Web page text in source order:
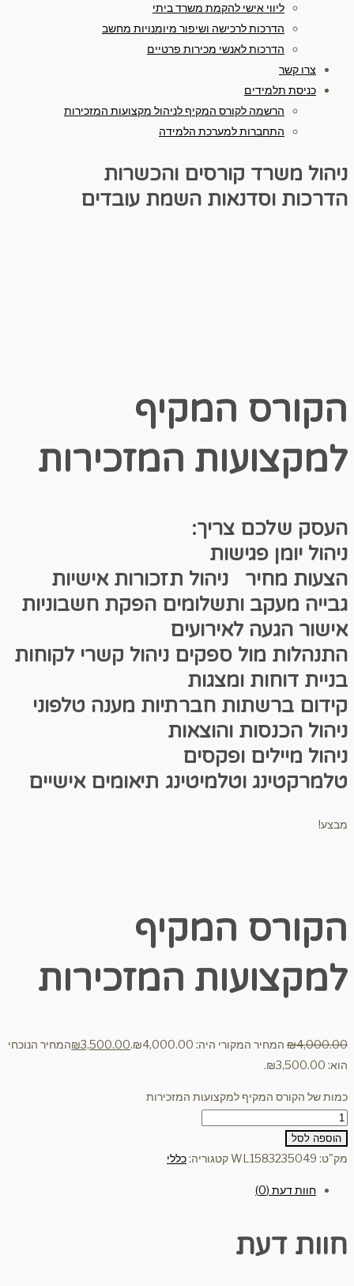
ליווי אישי להקמת משרד ביתי
הדרכות לרכישה ושיפור מיומנויות מחשב
הדרכות לאנשי מכירות פרטיים
צרו קשר
כניסת תלמידים
הרשמה לקורס המקיף לניהול מקצועות המזכירות
התחברות למערכת הלמידה
ניהול משרד קורסים והכשרות
הדרכות וסדנאות השמת עובדים
הקורס המקיף
למקצועות המזכירות
העסק שלכם צריך:
ניהול יומן פגישות
הצעות מחיר ניהול תזכורות אישיות
גבייה מעקב ותשלומים הפקת חשבוניות
אישור הגעה לאירועים
התנהלות מול ספקים ניהול קשרי לקוחות
בניית דוחות ומצגות
קידום ברשתות חברתיות מענה טלפוני
ניהול הכנסות והוצאות
ניהול מיילים ופקסים
טלמרקטינג וטלמיטינג תיאומים אישיים
מבצע!
הקורס המקיף
למקצועות המזכירות
₪4,000.00 המחיר המקורי היה: ₪4,000.00. ₪3,500.00
המחיר הנוכחי
הוא: ₪3,500.00.
כמות של הקורס המקיף למקצועות המזכירות
הוספה לסל
מק"ט: WL1583235049קטגוריה:כללי
חוות דעת (0)
חוות דעת